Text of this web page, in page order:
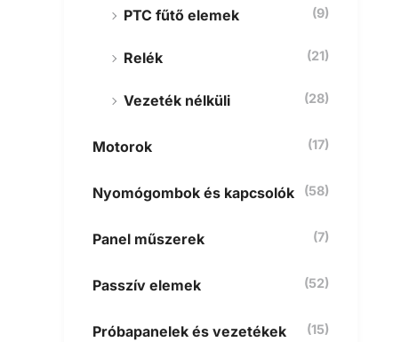
PTC fűtő elemek (9)
Relék (21)
Vezeték nélküli (28)
Motorok (17)
Nyomógombok és kapcsolók (58)
Panel műszerek (7)
Passzív elemek (52)
Próbapanelek és vezetékek (15)